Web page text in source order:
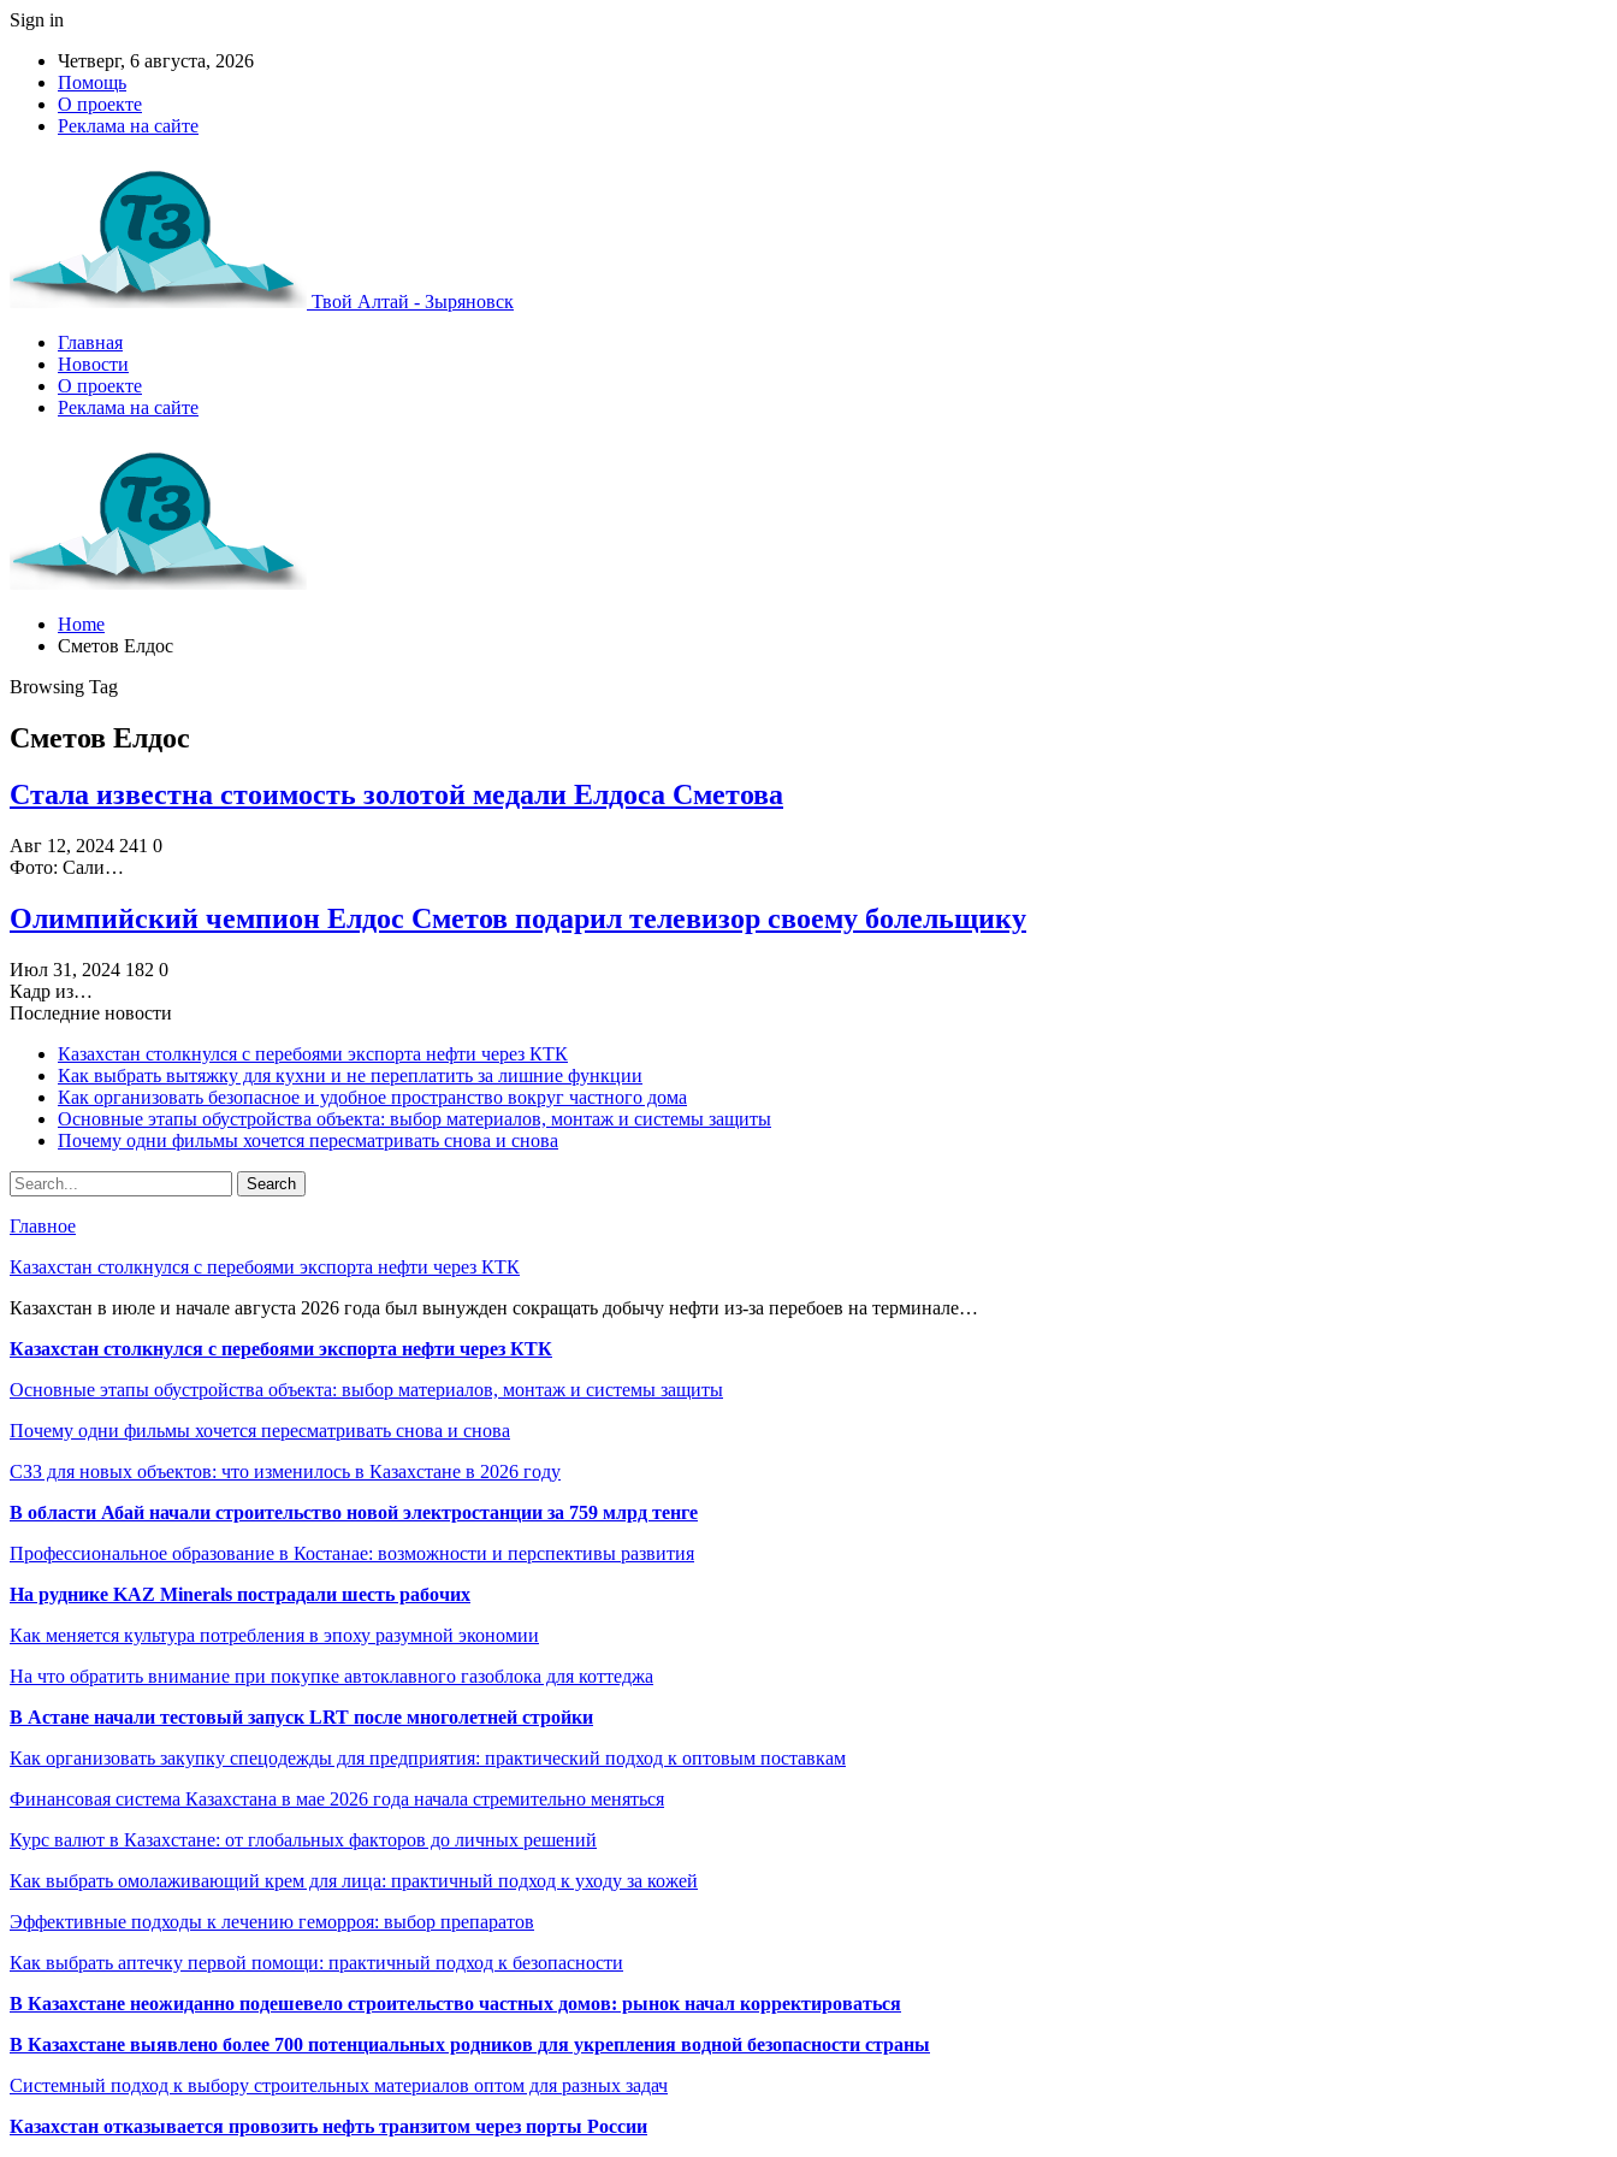
Sign in
Четверг, 6 августа, 2026
Помощь
О проекте
Реклама на сайте
Твой Алтай - Зыряновск
Главная
Новости
О проекте
Реклама на сайте
Home
Сметов Елдос
Browsing Tag
Сметов Елдос
Стала известна стоимость золотой медали Елдоса Сметова
Авг 12, 2024 241 0
Фото: Сали…
Олимпийский чемпион Елдос Сметов подарил телевизор своему болельщику
Июл 31, 2024 182 0
Кадр из…
Последние новости
Казахстан столкнулся с перебоями экспорта нефти через КТК
Как выбрать вытяжку для кухни и не переплатить за лишние функции
Как организовать безопасное и удобное пространство вокруг частного дома
Основные этапы обустройства объекта: выбор материалов, монтаж и системы защиты
Почему одни фильмы хочется пересматривать снова и снова
Главное
Казахстан столкнулся с перебоями экспорта нефти через КТК
Казахстан в июле и начале августа 2026 года был вынужден сокращать добычу нефти из-за перебоев на терминале…
Казахстан столкнулся с перебоями экспорта нефти через КТК
Основные этапы обустройства объекта: выбор материалов, монтаж и системы защиты
Почему одни фильмы хочется пересматривать снова и снова
СЗЗ для новых объектов: что изменилось в Казахстане в 2026 году
В области Абай начали строительство новой электростанции за 759 млрд тенге
Профессиональное образование в Костанае: возможности и перспективы развития
На руднике KAZ Minerals пострадали шесть рабочих
Как меняется культура потребления в эпоху разумной экономии
На что обратить внимание при покупке автоклавного газоблока для коттеджа
В Астане начали тестовый запуск LRT после многолетней стройки
Как организовать закупку спецодежды для предприятия: практический подход к оптовым поставкам
Финансовая система Казахстана в мае 2026 года начала стремительно меняться
Курс валют в Казахстане: от глобальных факторов до личных решений
Как выбрать омолаживающий крем для лица: практичный подход к уходу за кожей
Эффективные подходы к лечению геморроя: выбор препаратов
Как выбрать аптечку первой помощи: практичный подход к безопасности
В Казахстане неожиданно подешевело строительство частных домов: рынок начал корректироваться
В Казахстане выявлено более 700 потенциальных родников для укрепления водной безопасности страны
Системный подход к выбору строительных материалов оптом для разных задач
Казахстан отказывается провозить нефть транзитом через порты России